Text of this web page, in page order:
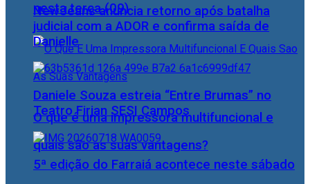
nesta terça (09)
O que é uma impressora multifuncional e
quais são as suas vantagens?
NewJeans anuncia retorno após batalha
judicial com a ADOR e confirma saída de
Danielle
Daniele Souza estreia “Entre Brumas” no
Teatro Firjan SESI Campos
5ª edição do Farraiá acontece neste sábado